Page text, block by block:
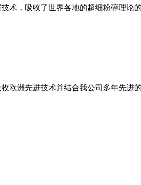
术，吸收了世界各地的超细粉碎理论
欧洲先进技术并结合我公司多年先进